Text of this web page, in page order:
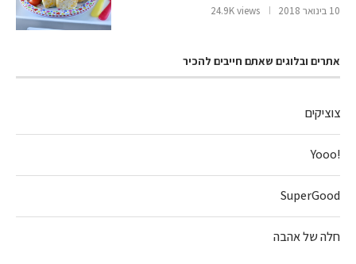
10 בינואר 2018 24.9K views
אתרים ובלוגים שאתם חייבים להכיר
צוציקים
!Yooo
SuperGood
חלה של אהבה